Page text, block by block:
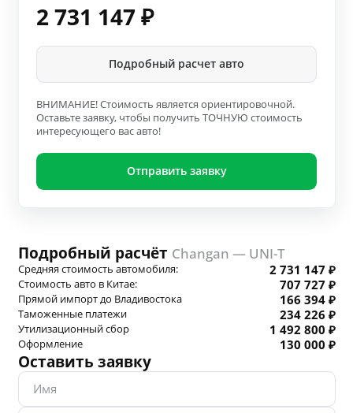
2 731 147 ₽
Подробный расчет авто
ВНИМАНИЕ! Стоимость является ориентировочной.
Оставьте заявку, чтобы получить ТОЧНУЮ стоимость
интересующего вас авто!
Отправить заявку
Подробный расчёт Changan — UNI-T
Средняя стоимость автомобиля: 2 731 147 ₽
Стоимость авто в Китае: 707 727 ₽
Прямой импорт до Владивостока 166 394 ₽
Таможенные платежи 234 226 ₽
Утилизационный сбор 1 492 800 ₽
Оформление 130 000 ₽
Оставить заявку